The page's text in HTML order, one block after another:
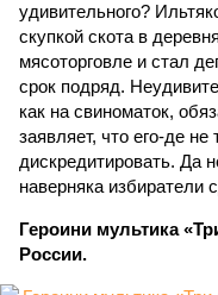
удивительного?
скупкой скота в
мясоторговле и стал
срок подряд.
как на свиноматок,
заявляет, что его-де
дискредитировать. Да
наверняка избиратели
Героини мультика
России.